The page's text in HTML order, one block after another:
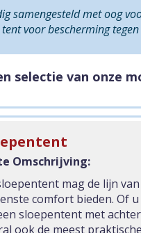
samengesteld met oog
voor bescherming
selectie van onze
Omschrijving:
mag de lijn
comfort bieden. Of
sloepentent met
ook de meest